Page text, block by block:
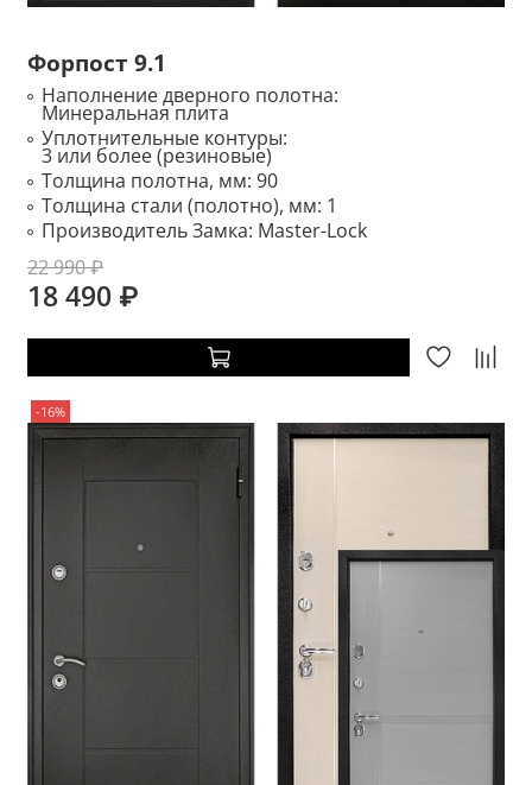
Форпост 9.1
Наполнение дверного полотна:
Минеральная плита
Уплотнительные контуры:
3 или более (резиновые)
Толщина полотна, мм: 90
Толщина стали (полотно), мм: 1
Производитель Замка: Master-Lock
22 990 ₽
18 490 ₽
-16%